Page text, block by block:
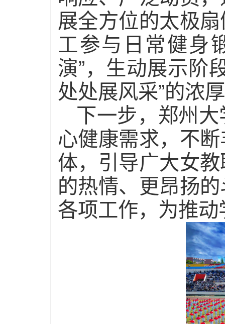
展全方位的太极
工参与日常健身
演”，生动展示阶
处处展风采”的浓
下一步，郑州
心健康需求，不
体，引导广大女
的热情、更昂扬
各项工作，为推